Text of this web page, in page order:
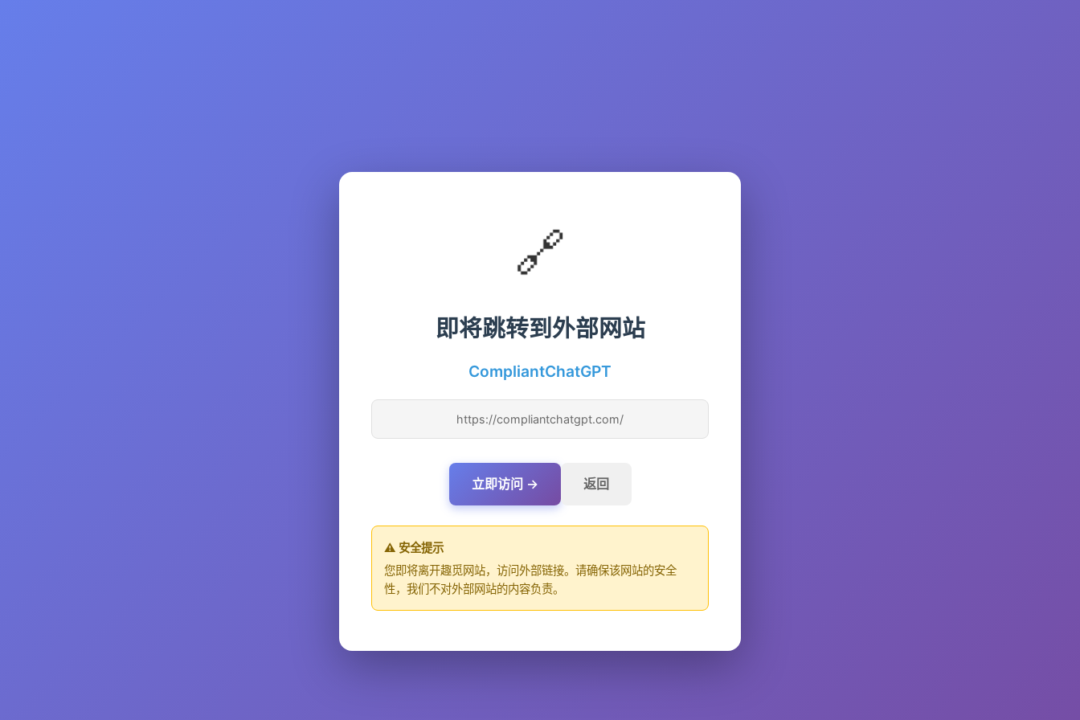
🔗
即将跳转到外部网站
CompliantChatGPT
https://compliantchatgpt.com/
立即访问 → 返回
⚠️ 安全提示
您即将离开趣觅网站，访问外部链接。请确保该网站的安全
性，我们不对外部网站的内容负责。